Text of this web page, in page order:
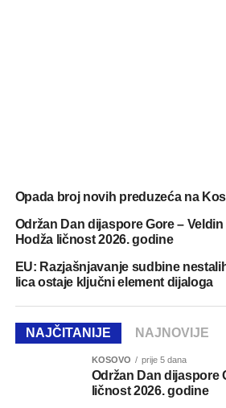
Opada broj novih preduzeća na
Održan Dan dijaspore Gore – Veldin
Hodža ličnost 2026. godine
EU: Razjašnjavanje sudbine
lica ostaje ključni element dijaloga
NAJČITANIJE NAJNOVIJE
KOSOVO prije 5 dana
Održan Dan dijaspore
ličnost 2026. godine